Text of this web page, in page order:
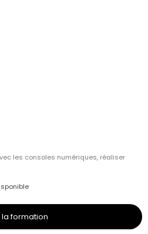
les consoles numériques, réaliser
la formation